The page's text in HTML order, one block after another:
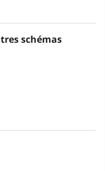
schémas